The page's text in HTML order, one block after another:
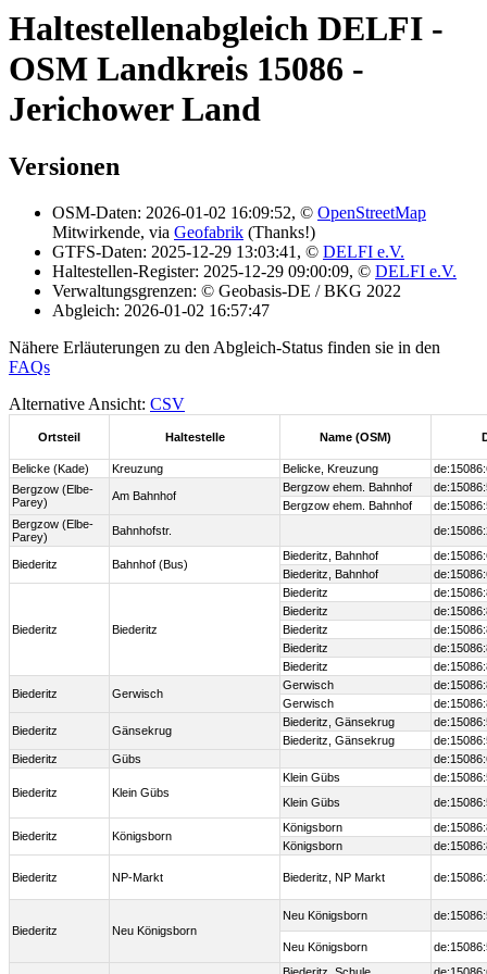
Haltestellenabgleich DELFI -
OSM Landkreis 15086 -
Jerichower Land
Versionen
OSM-Daten: 2026-01-02 16:09:52, © OpenStreetMap
Mitwirkende, via Geofabrik (Thanks!)
GTFS-Daten: 2025-12-29 13:03:41, © DELFI e.V.
Haltestellen-Register: 2025-12-29 09:00:09, © DELFI e.V.
Verwaltungsgrenzen: © Geobasis-DE / BKG 2022
Abgleich: 2026-01-02 16:57:47
Nähere Erläuterungen zu den Abgleich-Status finden sie in den
FAQs
Alternative Ansicht: CSV
Ortsteil Haltestelle Name (OSM)
Belicke (Kade) Kreuzung Belicke, Kreuzung
Bergzow (Elbe-
Parey)
Am Bahnhof
Bergzow ehem. Bahnhof
Bergzow ehem. Bahnhof
Bergzow (Elbe-
Parey)
Bahnhofstr.
Biederitz Bahnhof (Bus)
Biederitz, Bahnhof
Biederitz, Bahnhof
Biederitz Biederitz
Biederitz
Biederitz
Biederitz
Biederitz
Biederitz
Biederitz Gerwisch
Gerwisch
Gerwisch
Biederitz Gänsekrug
Biederitz, Gänsekrug
Biederitz, Gänsekrug
Biederitz
Gübs
Biederitz Klein Gübs
Klein Gübs
Klein Gübs
Biederitz Königsborn
Königsborn
Königsborn
Biederitz NP-Markt Biederitz, NP Markt
Biederitz Neu Königsborn
Neu Königsborn
Neu Königsborn